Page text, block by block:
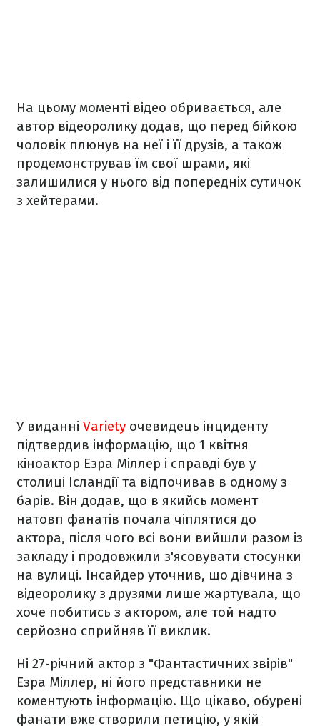
На цьому моменті відео обривається, але
автор відеоролику додав, що перед бійкою
чоловік плюнув на неї і її друзів, а також
продемонстрував їм свої шрами, які
залишилися у нього від попередніх сутичок
з хейтерами.
У виданні Variety очевидець інциденту
підтвердив інформацію, що 1 квітня
кіноактор Езра Міллер і справді був у
столиці Ісландії та відпочивав в одному з
барів. Він додав, що в якийсь момент
натовп фанатів почала чіплятися до
актора, після чого всі вони вийшли разом із
закладу і продовжили з'ясовувати стосунки
на вулиці. Інсайдер уточнив, що дівчина з
відеоролику з друзями лише жартувала, що
хоче побитись з актором, але той надто
серйозно сприйняв її виклик.
Ні 27-річний актор з "Фантастичних звірів"
Езра Міллер, ні його представники не
коментують інформацію. Що цікаво, обурені
фанати вже створили петицію, у якій